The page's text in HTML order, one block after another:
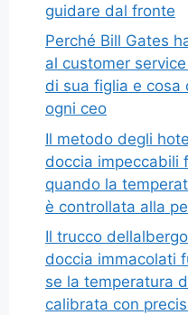
guidare dal fronte
Perché Bill Gates
al customer
di sua figlia e cosa
ogni ceo
Il metodo degli
doccia impeccabili
quando la
è controllata alla
Il trucco
doccia immacolati
se la temperatura
calibrata con